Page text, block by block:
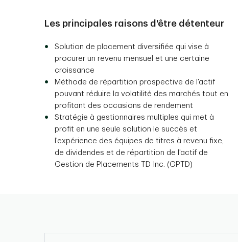
Les principales raisons d'être détenteur
Solution de placement diversifiée qui vise à
procurer un revenu mensuel et une certaine
croissance
Méthode de répartition prospective de l'actif
pouvant réduire la volatilité des marchés tout en
profitant des occasions de rendement
Stratégie à gestionnaires multiples qui met à
profit en une seule solution le succès et
l'expérience des équipes de titres à revenu fixe,
de dividendes et de répartition de l'actif de
Gestion de Placements TD Inc. (GPTD)